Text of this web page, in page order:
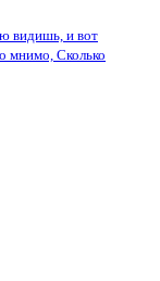
видишь, и вот
мнимо, Сколько